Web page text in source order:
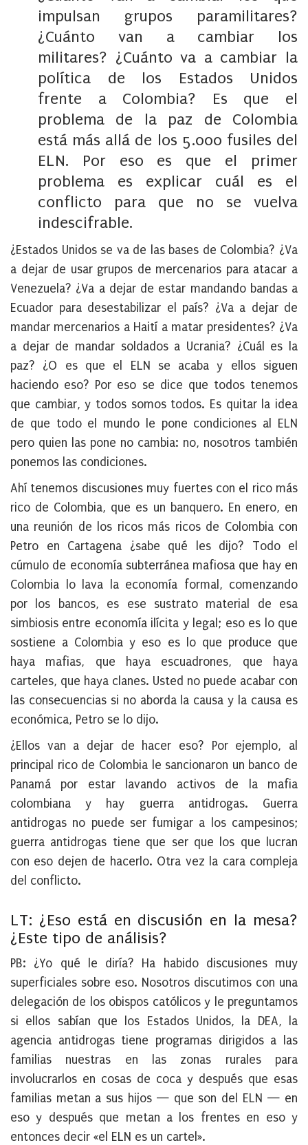
impulsan grupos paramilitares?
¿Cuánto van a cambiar los
militares? ¿Cuánto va a cambiar la
política de los Estados Unidos
frente a Colombia? Es que el
problema de la paz de Colombia
está más allá de los 5.000 fusiles del
ELN. Por eso es que el primer
problema es explicar cuál es el
conflicto para que no se vuelva
indescifrable.
¿Estados Unidos se va de las bases de Colombia? ¿Va
a dejar de usar grupos de mercenarios para atacar a
Venezuela? ¿Va a dejar de estar mandando bandas a
Ecuador para desestabilizar el país? ¿Va a dejar de
mandar mercenarios a Haití a matar presidentes? ¿Va
a dejar de mandar soldados a Ucrania? ¿Cuál es la
paz? ¿O es que el ELN se acaba y ellos siguen
haciendo eso? Por eso se dice que todos tenemos
que cambiar, y todos somos todos. Es quitar la idea
de que todo el mundo le pone condiciones al ELN
pero quien las pone no cambia: no, nosotros también
ponemos las condiciones.
Ahí tenemos discusiones muy fuertes con el rico más
rico de Colombia, que es un banquero. En enero, en
una reunión de los ricos más ricos de Colombia con
Petro en Cartagena ¿sabe qué les dijo? Todo el
cúmulo de economía subterránea mafiosa que hay en
Colombia lo lava la economía formal, comenzando
por los bancos, es ese sustrato material de esa
simbiosis entre economía ilícita y legal; eso es lo que
sostiene a Colombia y eso es lo que produce que
haya mafias, que haya escuadrones, que haya
carteles, que haya clanes. Usted no puede acabar con
las consecuencias si no aborda la causa y la causa es
económica, Petro se lo dijo.
¿Ellos van a dejar de hacer eso? Por ejemplo, al
principal rico de Colombia le sancionaron un banco de
Panamá por estar lavando activos de la mafia
colombiana y hay guerra antidrogas. Guerra
antidrogas no puede ser fumigar a los campesinos;
guerra antidrogas tiene que ser que los que lucran
con eso dejen de hacerlo. Otra vez la cara compleja
del conflicto.
LT: ¿Eso está en discusión en la mesa?
¿Este tipo de análisis?
PB: ¿Yo qué le diría? Ha habido discusiones muy
superficiales sobre eso. Nosotros discutimos con una
delegación de los obispos católicos y le preguntamos
si ellos sabían que los Estados Unidos, la DEA, la
agencia antidrogas tiene programas dirigidos a las
familias nuestras en las zonas rurales para
involucrarlos en cosas de coca y después que esas
familias metan a sus hijos — que son del ELN — en
eso y después que metan a los frentes en eso y
entonces decir «el ELN es un cartel».